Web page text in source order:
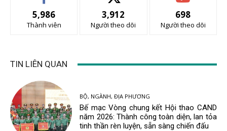
5,986
Thành viên
3,912
Người theo dõi
698
Người theo dõi
TIN LIÊN QUAN
BỘ, NGÀNH, ĐỊA PHƯƠNG
Bế mạc Vòng chung kết Hội thao CAND
năm 2026: Thành công toàn diện, lan tỏa
tinh thần rèn luyện, sẵn sàng chiến đấu